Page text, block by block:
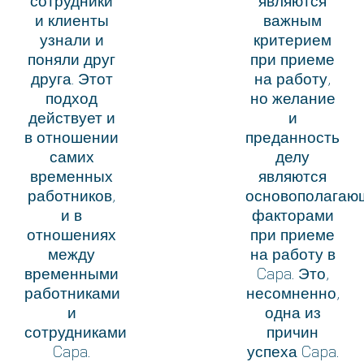
и клиенты
узнали и
поняли друг
друга. Этот
подход
действует и
в отношении
самих
временных
работников,
и в
отношениях
между
временными
работниками
и
сотрудниками
Capa.
важным
критерием
при приеме
на работу,
но желание
и
преданность
делу
являются
факторами
при приеме
на работу в
Capa. Это,
несомненно,
одна из
причин
успеха Capa.